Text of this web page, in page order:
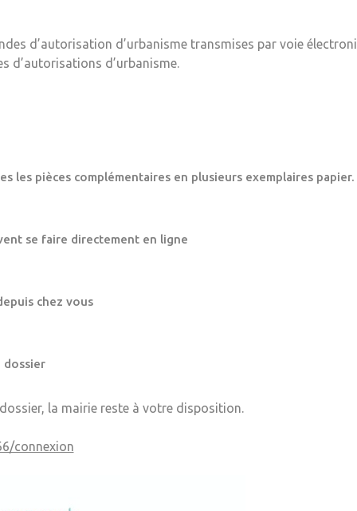
d’autorisation d’urbanisme transmises par voie
d’autorisations d’urbanisme.
les pièces complémentaires en plusieurs exemplaires papier.
se faire directement en ligne
chez vous
dossier
la mairie reste à votre disposition.
connexion